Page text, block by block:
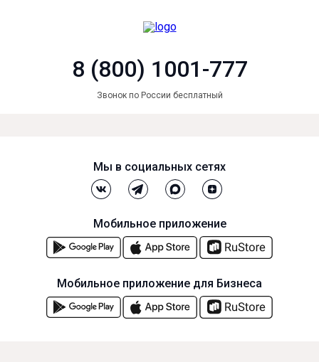
8 (800) 1001-777
Звонок по России бесплатный
Мы в социальных сетях
Мобильное приложение
Мобильное приложение для Бизнеса